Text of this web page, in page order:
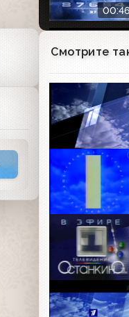
00:46
00:03
00:48
00:49
00:05
Смотрите